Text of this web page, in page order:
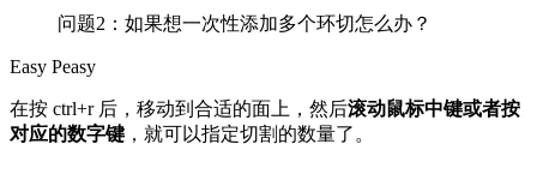
问题2：如果想一次性添加多个环切怎么办？
Easy Peasy
在按 ctrl+r 后，移动到合适的面上，然后滚动鼠标中键或者按
对应的数字键 ，就可以指定切割的数量了。